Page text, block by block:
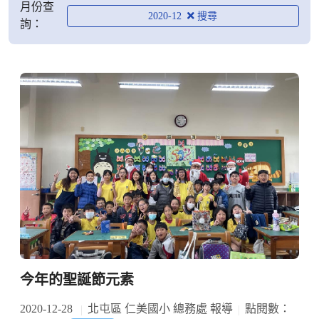
月份查
詢：
2020-12
今年的聖誕節元素
2020-12-28 北屯區 仁美國小 總務處 報導
點閱數：